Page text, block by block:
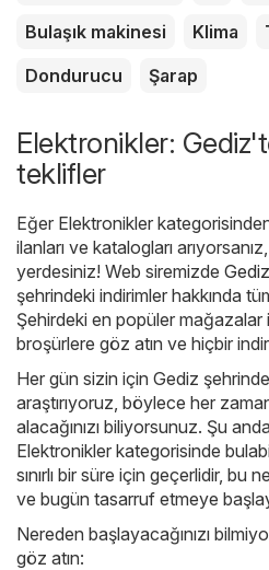
Bulaşık makinesi
Klima
Dondurucu
Şarap
Elektronikler:
teklifler
Eğer Elektronikler
ilanları ve katalogları
yerdesiniz! Web siremizde
şehrindeki indirimler hakkında
Şehirdeki en popüler mağazalar
broşürlere göz atın ve hiçbir
Her gün sizin için Gediz
araştırıyoruz, böylece her
alacağınızı biliyorsunuz. Şu
Elektronikler kategorisinde
sınırlı bir süre için geçerlidir, bu
ve bugün tasarruf etmeye
Nereden başlayacağınızı
göz atın: